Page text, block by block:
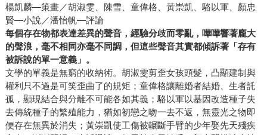
楊凱麟—策畫／胡淑雯、陳雪、童偉格、黃崇凱、駱以軍、顏忠
賢—小說／潘怡帆—評論
每個存在物都表達差異的聲音，經驗分歧而零亂，嘩嘩響著龐大
的聲浪，毫不相同亦毫不同調，但這些聲音其實都傾訴著「存有
被訴說的單一意義」。
文學的單義是無窮的收納術。胡淑雯剪歪女孩頭髮，凸顯建制與
權利只不過是可笑歪曲了的規矩；童偉格讓離婚者結婚、生者託
孤，顯現結合與分離不可能各如其義；駱以軍以基因改造種子失
去傳統種子的繁殖能力，猶如初戀之吻一去不返，無靈光之物即
便存在無異於消失；黃崇凱使工傷被輾斷手臂的少年娶先天殘疾